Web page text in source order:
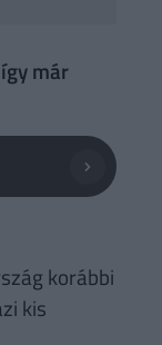
már
korábbi
kis